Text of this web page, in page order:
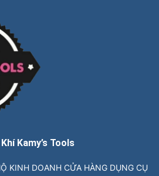
Kamy’s Tools
KINH DOANH CỬA HÀNG DỤNG CỤ